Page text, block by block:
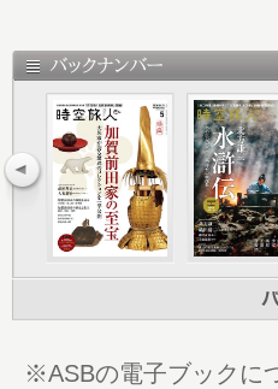
戦」
22 「洋館」開催！
博物館館長・建築
史研究室研究員・建
26 日本洋館建築史
28 東京建築散歩1
東宮御所）
38 東京建築散歩2
号館美術館（三菱一
京駅（旧中央停車場
※ASBの電子ブックに